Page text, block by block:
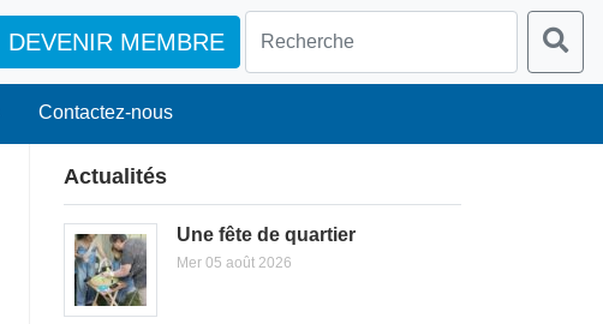
DEVENIR MEMBRE
Contactez-nous
Actualités
Une fête de quartier
Mer 05 août 2026